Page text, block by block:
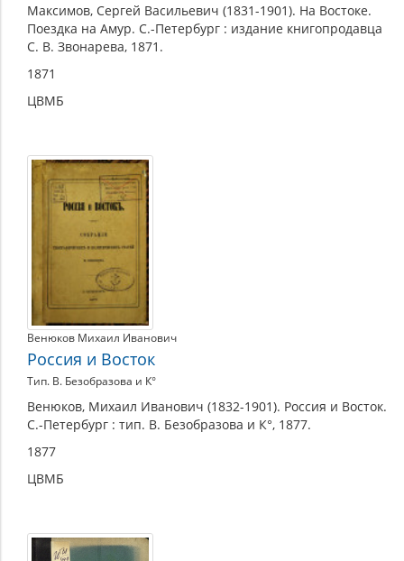
Максимов, Сергей Васильевич (1831-1901). На Востоке.
Поездка на Амур. С.-Петербург : издание книгопродавца
С. В. Звонарева, 1871.
1871
ЦВМБ
Венюков Михаил Иванович
Россия и Восток
Тип. В. Безобразова и К°
Венюков, Михаил Иванович (1832-1901). Россия и Восток.
С.-Петербург : тип. В. Безобразова и К°, 1877.
1877
ЦВМБ